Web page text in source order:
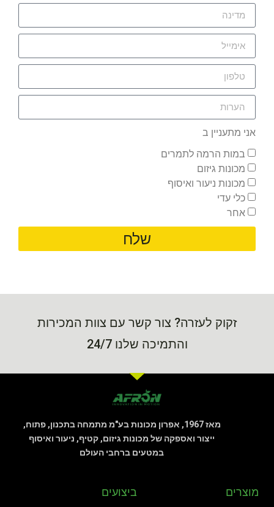
אני מתעניין ב
במות הרמה לתמרים
מכונות גיזום
מכונות ניעור ואיסוף
כלי עדי
אחר
שלח
זקוק לעזרה? צור קשר עם צוות המכירות
והתמיכה שלנו 24/7
מאז 1967, אפרון מכונות בע"מ מתמחה בתכנון, פתוח,
ייצור ואספקה של מכונות גיזום, קטיף, ניעור ואיסוף
במטעים ברחבי העולם
מוצרים ביצועים